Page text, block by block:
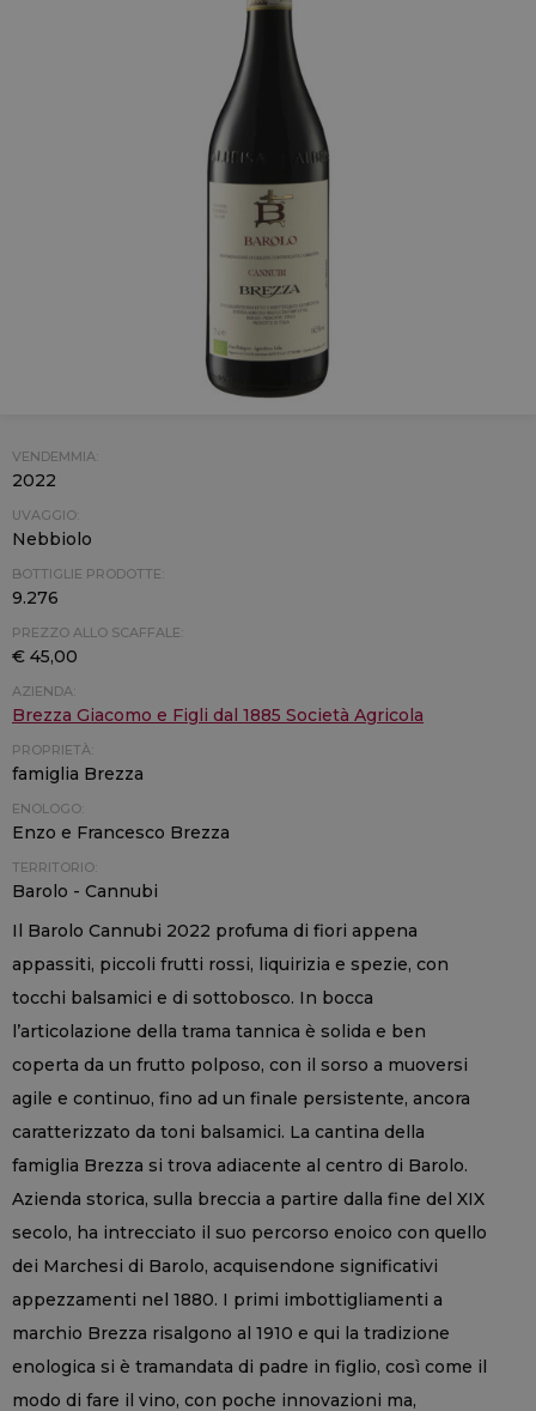
VENDEMMIA:
2022
UVAGGIO:
Nebbiolo
BOTTIGLIE PRODOTTE:
9.276
PREZZO ALLO SCAFFALE:
€ 45,00
AZIENDA:
Brezza Giacomo e Figli dal 1885 Società Agricola
PROPRIETÀ:
famiglia Brezza
ENOLOGO:
Enzo e Francesco Brezza
TERRITORIO:
Barolo - Cannubi
Il Barolo Cannubi 2022 profuma di fiori appena
appassiti, piccoli frutti rossi, liquirizia e spezie, con
tocchi balsamici e di sottobosco. In bocca
l’articolazione della trama tannica è solida e ben
coperta da un frutto polposo, con il sorso a muoversi
agile e continuo, fino ad un finale persistente, ancora
caratterizzato da toni balsamici. La cantina della
famiglia Brezza si trova adiacente al centro di Barolo.
Azienda storica, sulla breccia a partire dalla fine del XIX
secolo, ha intrecciato il suo percorso enoico con quello
dei Marchesi di Barolo, acquisendone significativi
appezzamenti nel 1880. I primi imbottigliamenti a
marchio Brezza risalgono al 1910 e qui la tradizione
enologica si è tramandata di padre in figlio, così come il
modo di fare il vino, con poche innovazioni ma,